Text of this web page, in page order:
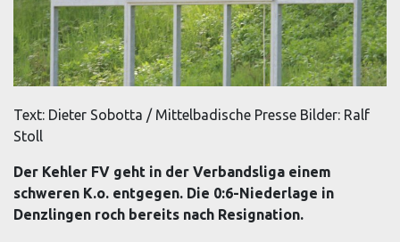
Text: Dieter Sobotta / Mittelbadische Presse Bilder: Ralf
Stoll
Der Kehler FV geht in der Verbandsliga einem
schweren K.o. entgegen. Die 0:6-Niederlage in
Denzlingen roch bereits nach Resignation.